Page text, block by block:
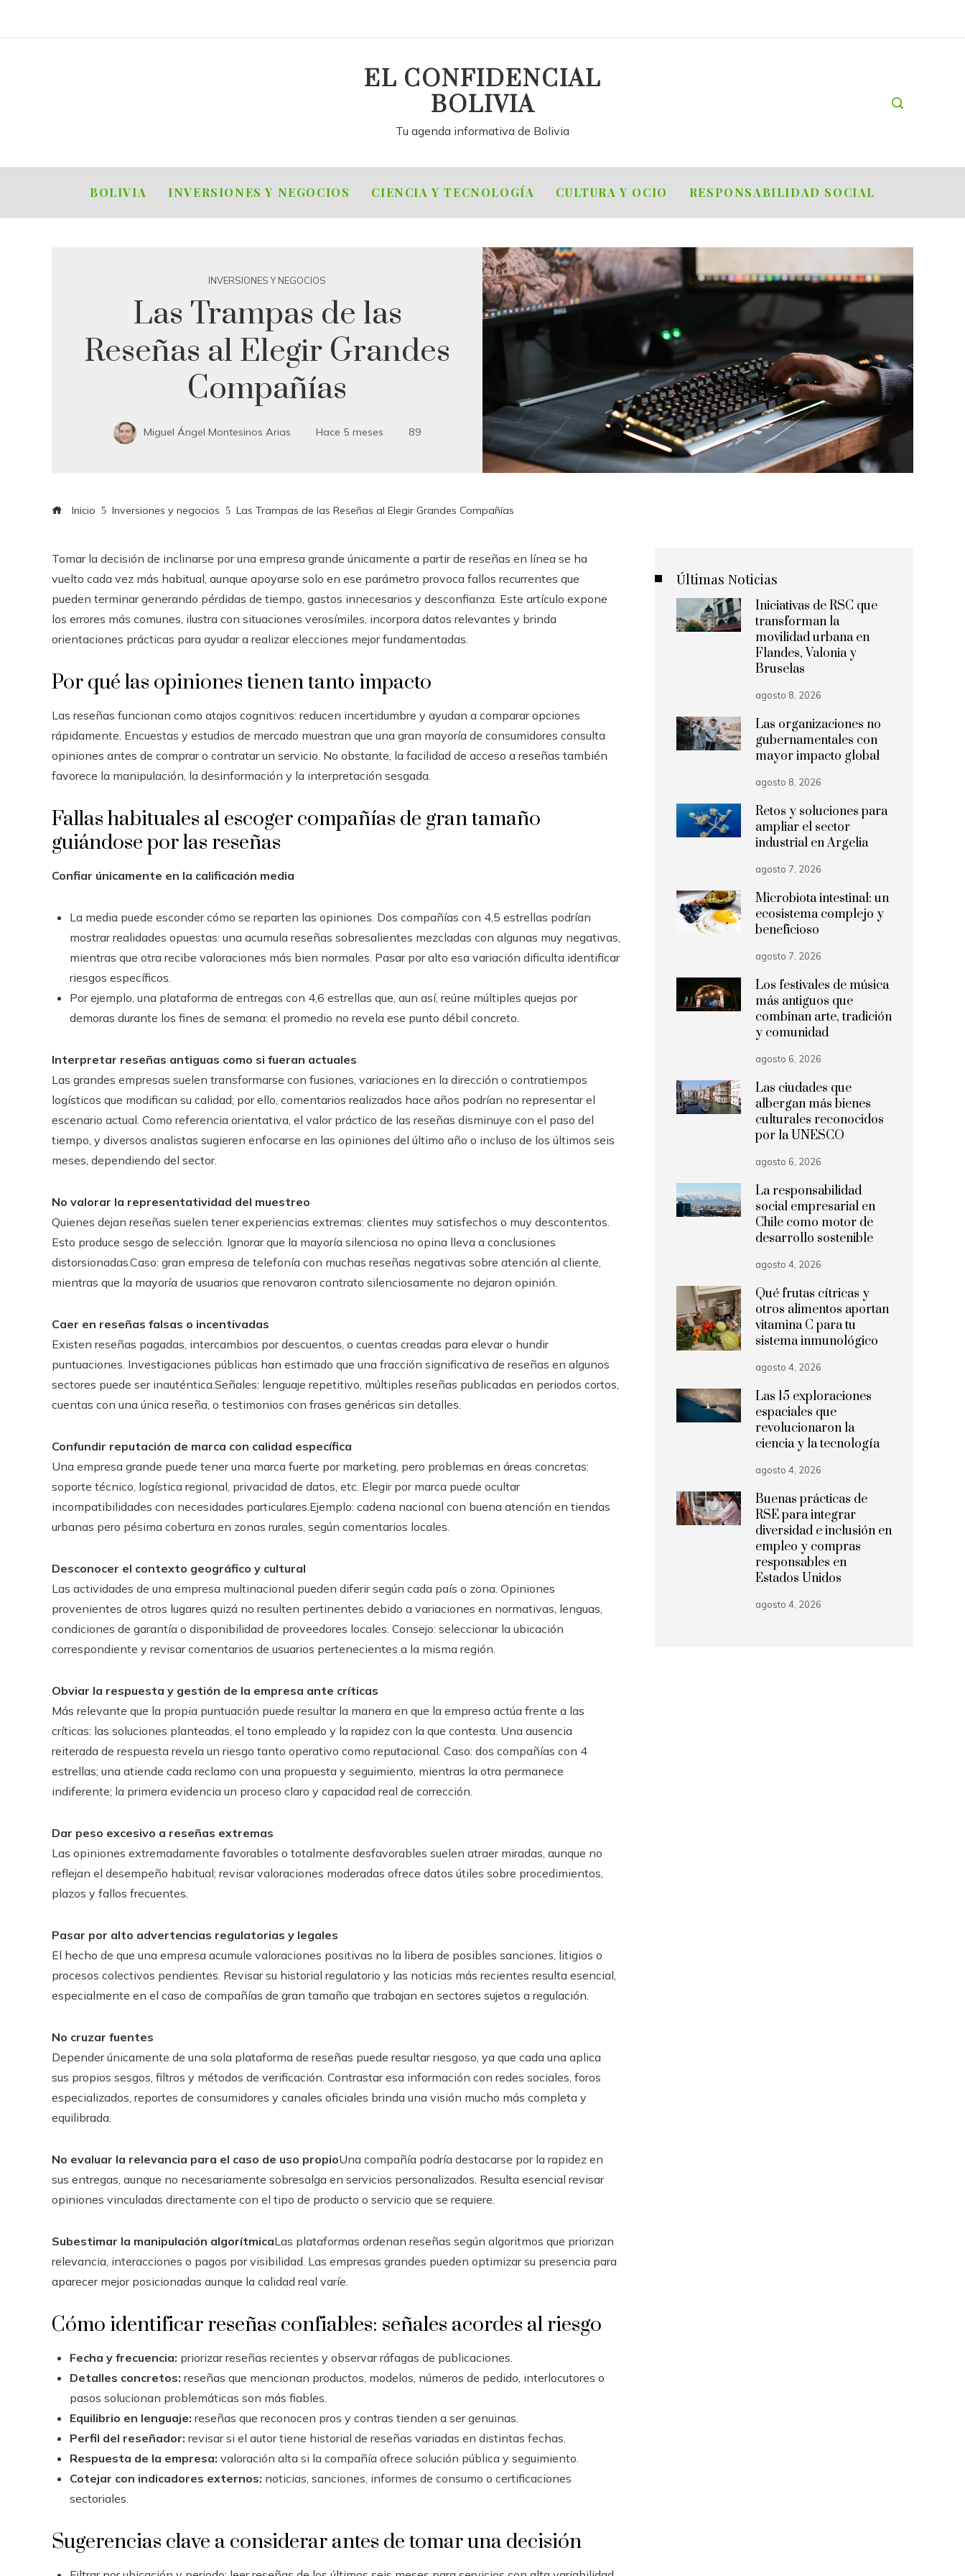
EL CONFIDENCIAL
BOLIVIA
Tu agenda informativa de Bolivia
BOLIVIA INVERSIONES Y NEGOCIOS CIENCIA Y TECNOLOGÍA CULTURA Y OCIO RESPONSABILIDAD SOCIAL
INVERSIONES Y NEGOCIOS
Las Trampas de las
Reseñas al Elegir Grandes
Compañías
Miguel Ángel Montesinos Arias Hace 5 meses 89
Inicio Inversiones y negocios Las Trampas de las Reseñas al Elegir Grandes Compañías
Tomar la decisión de inclinarse por una empresa grande únicamente a partir de reseñas en línea se ha
vuelto cada vez más habitual, aunque apoyarse solo en ese parámetro provoca fallos recurrentes que
pueden terminar generando pérdidas de tiempo, gastos innecesarios y desconfianza. Este artículo expone
los errores más comunes, ilustra con situaciones verosímiles, incorpora datos relevantes y brinda
orientaciones prácticas para ayudar a realizar elecciones mejor fundamentadas.
Por qué las opiniones tienen tanto impacto
Las reseñas funcionan como atajos cognitivos: reducen incertidumbre y ayudan a comparar opciones
rápidamente. Encuestas y estudios de mercado muestran que una gran mayoría de consumidores consulta
opiniones antes de comprar o contratar un servicio. No obstante, la facilidad de acceso a reseñas también
favorece la manipulación, la desinformación y la interpretación sesgada.
Fallas habituales al escoger compañías de gran tamaño
guiándose por las reseñas
Confiar únicamente en la calificación media
La media puede esconder cómo se reparten las opiniones. Dos compañías con 4,5 estrellas podrían
mostrar realidades opuestas: una acumula reseñas sobresalientes mezcladas con algunas muy negativas,
mientras que otra recibe valoraciones más bien normales. Pasar por alto esa variación dificulta identificar
riesgos específicos.
Por ejemplo, una plataforma de entregas con 4,6 estrellas que, aun así, reúne múltiples quejas por
demoras durante los fines de semana: el promedio no revela ese punto débil concreto.
Interpretar reseñas antiguas como si fueran actuales
Las grandes empresas suelen transformarse con fusiones, variaciones en la dirección o contratiempos
logísticos que modifican su calidad; por ello, comentarios realizados hace años podrían no representar el
escenario actual. Como referencia orientativa, el valor práctico de las reseñas disminuye con el paso del
tiempo, y diversos analistas sugieren enfocarse en las opiniones del último año o incluso de los últimos seis
meses, dependiendo del sector.
No valorar la representatividad del muestreo
Quienes dejan reseñas suelen tener experiencias extremas: clientes muy satisfechos o muy descontentos.
Esto produce sesgo de selección. Ignorar que la mayoría silenciosa no opina lleva a conclusiones
distorsionadas.Caso: gran empresa de telefonía con muchas reseñas negativas sobre atención al cliente,
mientras que la mayoría de usuarios que renovaron contrato silenciosamente no dejaron opinión.
Caer en reseñas falsas o incentivadas
Existen reseñas pagadas, intercambios por descuentos, o cuentas creadas para elevar o hundir
puntuaciones. Investigaciones públicas han estimado que una fracción significativa de reseñas en algunos
sectores puede ser inauténtica.Señales: lenguaje repetitivo, múltiples reseñas publicadas en periodos cortos,
cuentas con una única reseña, o testimonios con frases genéricas sin detalles.
Confundir reputación de marca con calidad específica
Una empresa grande puede tener una marca fuerte por marketing, pero problemas en áreas concretas:
soporte técnico, logística regional, privacidad de datos, etc. Elegir por marca puede ocultar
incompatibilidades con necesidades particulares.Ejemplo: cadena nacional con buena atención en tiendas
urbanas pero pésima cobertura en zonas rurales, según comentarios locales.
Desconocer el contexto geográfico y cultural
Las actividades de una empresa multinacional pueden diferir según cada país o zona. Opiniones
provenientes de otros lugares quizá no resulten pertinentes debido a variaciones en normativas, lenguas,
condiciones de garantía o disponibilidad de proveedores locales. Consejo: seleccionar la ubicación
correspondiente y revisar comentarios de usuarios pertenecientes a la misma región.
Obviar la respuesta y gestión de la empresa ante críticas
Más relevante que la propia puntuación puede resultar la manera en que la empresa actúa frente a las
críticas: las soluciones planteadas, el tono empleado y la rapidez con la que contesta. Una ausencia
reiterada de respuesta revela un riesgo tanto operativo como reputacional. Caso: dos compañías con 4
estrellas; una atiende cada reclamo con una propuesta y seguimiento, mientras la otra permanece
indiferente; la primera evidencia un proceso claro y capacidad real de corrección.
Dar peso excesivo a reseñas extremas
Las opiniones extremadamente favorables o totalmente desfavorables suelen atraer miradas, aunque no
reflejan el desempeño habitual; revisar valoraciones moderadas ofrece datos útiles sobre procedimientos,
plazos y fallos frecuentes.
Pasar por alto advertencias regulatorias y legales
El hecho de que una empresa acumule valoraciones positivas no la libera de posibles sanciones, litigios o
procesos colectivos pendientes. Revisar su historial regulatorio y las noticias más recientes resulta esencial,
especialmente en el caso de compañías de gran tamaño que trabajan en sectores sujetos a regulación.
No cruzar fuentes
Depender únicamente de una sola plataforma de reseñas puede resultar riesgoso, ya que cada una aplica
sus propios sesgos, filtros y métodos de verificación. Contrastar esa información con redes sociales, foros
especializados, reportes de consumidores y canales oficiales brinda una visión mucho más completa y
equilibrada.
No evaluar la relevancia para el caso de uso propioUna compañía podría destacarse por la rapidez en
sus entregas, aunque no necesariamente sobresalga en servicios personalizados. Resulta esencial revisar
opiniones vinculadas directamente con el tipo de producto o servicio que se requiere.
Subestimar la manipulación algorítmicaLas plataformas ordenan reseñas según algoritmos que priorizan
relevancia, interacciones o pagos por visibilidad. Las empresas grandes pueden optimizar su presencia para
aparecer mejor posicionadas aunque la calidad real varíe.
Cómo identificar reseñas confiables: señales acordes al riesgo
Fecha y frecuencia: priorizar reseñas recientes y observar ráfagas de publicaciones.
Detalles concretos: reseñas que mencionan productos, modelos, números de pedido, interlocutores o
pasos solucionan problemáticas son más fiables.
Equilibrio en lenguaje: reseñas que reconocen pros y contras tienden a ser genuinas.
Perfil del reseñador: revisar si el autor tiene historial de reseñas variadas en distintas fechas.
Respuesta de la empresa: valoración alta si la compañía ofrece solución pública y seguimiento.
Cotejar con indicadores externos: noticias, sanciones, informes de consumo o certificaciones
sectoriales.
Sugerencias clave a considerar antes de tomar una decisión
Últimas Noticias
Iniciativas de RSC que
transforman la
movilidad urbana en
Flandes, Valonia y
Bruselas
agosto 8, 2026
Las organizaciones no
gubernamentales con
mayor impacto global
agosto 8, 2026
Retos y soluciones para
ampliar el sector
industrial en Argelia
agosto 7, 2026
Microbiota intestinal: un
ecosistema complejo y
beneficioso
agosto 7, 2026
Los festivales de música
más antiguos que
combinan arte, tradición
y comunidad
agosto 6, 2026
Las ciudades que
albergan más bienes
culturales reconocidos
por la UNESCO
agosto 6, 2026
La responsabilidad
social empresarial en
Chile como motor de
desarrollo sostenible
agosto 4, 2026
Qué frutas cítricas y
otros alimentos aportan
vitamina C para tu
sistema inmunológico
agosto 4, 2026
Las 15 exploraciones
espaciales que
revolucionaron la
ciencia y la tecnología
agosto 4, 2026
Buenas prácticas de
RSE para integrar
diversidad e inclusión en
empleo y compras
responsables en
Estados Unidos
agosto 4, 2026